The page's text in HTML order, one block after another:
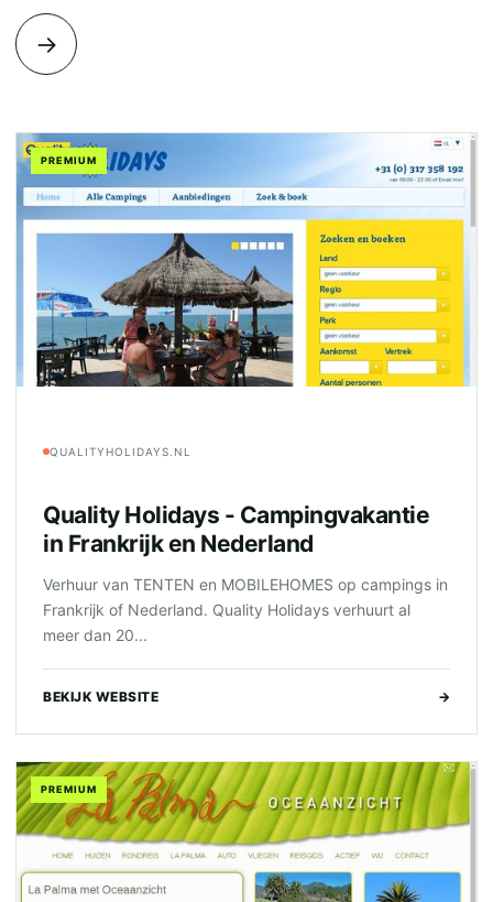
→
PREMIUM
QUALITYHOLIDAYS.NL
Quality Holidays - Campingvakantie
in Frankrijk en Nederland
Verhuur van TENTEN en MOBILEHOMES op campings in
Frankrijk of Nederland. Quality Holidays verhuurt al
meer dan 20...
BEKIJK WEBSITE →
PREMIUM